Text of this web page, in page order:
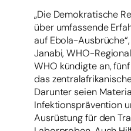
„Die Demokratische
über umfassende
auf Ebola-
Janabi, WHO-
WHO kündigte an,
das
Darunter seien
Infektionsprävention
Ausrüstung für den